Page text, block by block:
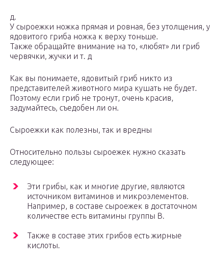
д.
У сыроежки ножка прямая и ровная, без утолщения, у
ядовитого гриба ножка к верху тоньше.
Также обращайте внимание на то, «любят» ли гриб
червячки, жучки и т. д
Как вы понимаете, ядовитый гриб никто из
представителей животного мира кушать не будет.
Поэтому если гриб не тронут, очень красив,
задумайтесь, съедобен ли он.
Сыроежки как полезны, так и вредны
Относительно пользы сыроежек нужно сказать
следующее:
Эти грибы, как и многие другие, являются
источником витаминов и микроэлементов.
Например, в составе сыроежек в достаточном
количестве есть витамины группы В.
Также в составе этих грибов есть жирные
кислоты.